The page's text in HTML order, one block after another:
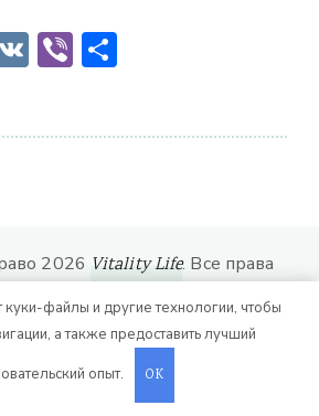
VKViber
2026 Vitality Life. Все права
CoachPress Lite | от автора
. На платформеWordPress.
куки-файлы и другие технологии, чтобы
а также предоставить лучший
опыт.
OK